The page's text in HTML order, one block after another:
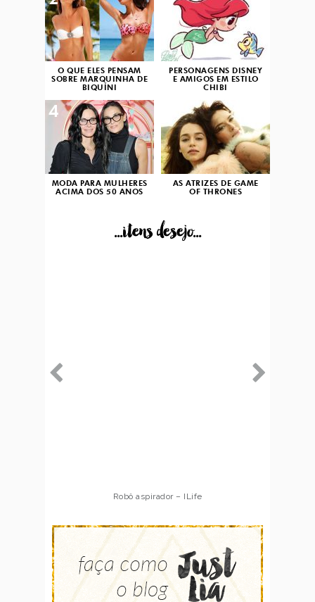
O QUE ELES PENSAM
SOBRE MARQUINHA DE
BIQUÍNI
PERSONAGENS DISNEY
E AMIGOS EM ESTILO
CHIBI
MODA PARA MULHERES
ACIMA DOS 50 ANOS
4
AS ATRIZES DE GAME
OF THRONES
...itens desejo...
Robô aspirador – ILife